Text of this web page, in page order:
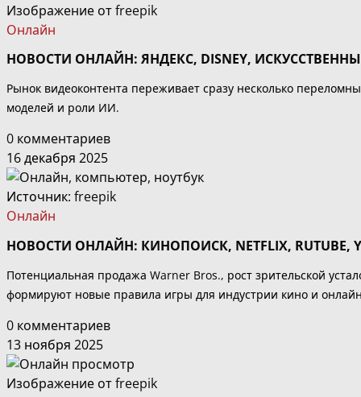
Изображение от freepik
Онлайн
НОВОСТИ ОНЛАЙН: ЯНДЕКС, DISNEY,
Рынок видеоконтента переживает сразу несколько
моделей и роли ИИ.
0 комментариев
16 декабря 2025
Источник: freepik
Онлайн
НОВОСТИ ОНЛАЙН: КИНОПОИСК, NETFLIX,
Потенциальная продажа Warner Bros., рост зрительской
формируют новые правила игры для индустрии кино и
0 комментариев
13 ноября 2025
Изображение от freepik